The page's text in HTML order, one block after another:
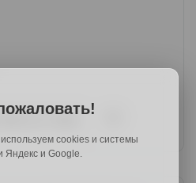
cookies и системы
Яндекс и Google.